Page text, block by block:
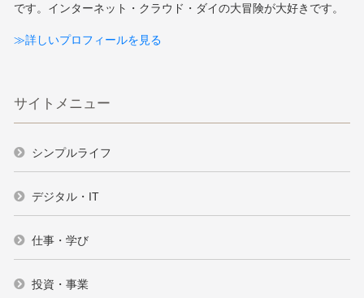
です。インターネット・クラウド・ダイの大冒険が大好きです。
≫詳しいプロフィールを見る
サイトメニュー
シンプルライフ
デジタル・IT
仕事・学び
投資・事業